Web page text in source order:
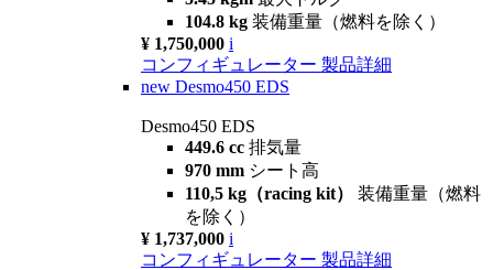
104.8 kg 装備重量（燃料を除く）
¥ 1,750,000 i
コンフィギュレーター 製品詳細
new Desmo450 EDS
Desmo450 EDS
449.6 cc 排気量
970 mm シート高
110,5 kg（racing kit） 装備重量（燃料
を除く）
¥ 1,737,000 i
コンフィギュレーター 製品詳細